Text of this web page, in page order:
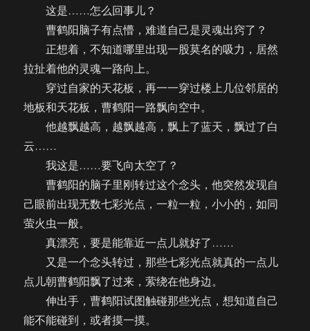
这是……怎么回事儿？
曹鹤阳脑子有点懵，难道自己是灵魂出窍了？
正想着，不知道哪里出现一股莫名的吸力，居然
拉扯着他的灵魂一路向上。
穿过自家的天花板，再一一穿过楼上几位邻居的
地板和天花板，曹鹤阳一路飘向空中。
他越飘越高，越飘越高，飘上了蓝天，飘过了白
云……
我这是……要飞向太空了？
曹鹤阳的脑子里刚转过这个念头，他突然发现自
己眼前出现无数七彩光点，一粒一粒，小小的，如同
萤火虫一般。
真漂亮，要是能靠近一点儿就好了……
又是一个念头转过，那些七彩光点就真的一点儿
点儿朝曹鹤阳飘了过来，萦绕在他身边。
伸出手，曹鹤阳试图触碰那些光点，想知道自己
能不能碰到，或者摸一摸。